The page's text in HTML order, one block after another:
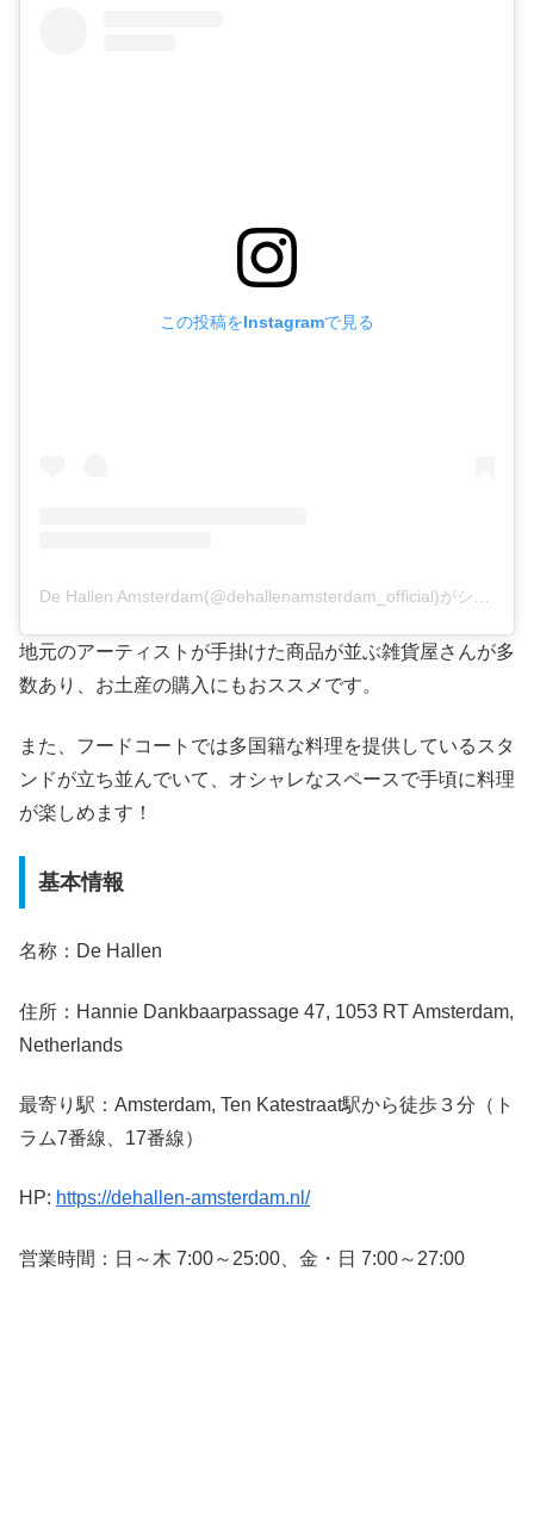
この投稿をInstagramで見る
地元のアーティストが手掛けた商品が並ぶ雑貨屋さんが多
数あり、お土産の購入にもおススメです。
また、フードコートでは多国籍な料理を提供しているスタ
ンドが立ち並んでいて、オシャレなスペースで手頃に料理
が楽しめます！
基本情報
名称：De Hallen
住所：Hannie Dankbaarpassage 47, 1053 RT Amsterdam,
Netherlands
最寄り駅：Amsterdam, Ten Katestraat駅から徒歩３分（ト
ラム7番線、17番線）
HP: https://dehallen-amsterdam.nl/
営業時間：日～木 7:00～25:00、金・日 7:00～27:00